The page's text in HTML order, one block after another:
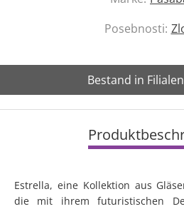
Posebnosti:
Bestand in
Estrella, eine Kollektion aus
die mit ihrem futuristischen